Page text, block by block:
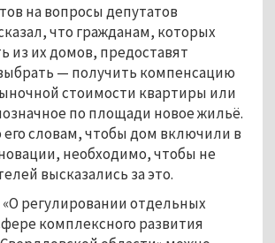
на вопросы депутатов
что гражданам, которых
из их домов, предоставят
— получить компенсацию
стоимости квартиры или
по площади новое жильё.
его словам, чтобы дом включили в
необходимо, чтобы не
высказались за это.
регулировании отдельных
комплексного развития